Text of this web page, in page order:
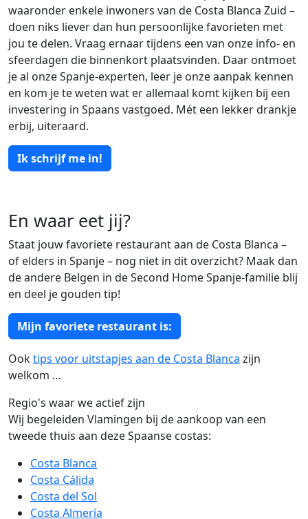
waaronder enkele inwoners van de Costa Blanca Zuid –
doen niks liever dan hun persoonlijke favorieten met
jou te delen. Vraag ernaar tijdens een van onze info- en
sfeerdagen die binnenkort plaatsvinden. Daar ontmoet
je al onze Spanje-experten, leer je onze aanpak kennen
en kom je te weten wat er allemaal komt kijken bij een
investering in Spaans vastgoed. Mét een lekker drankje
erbij, uiteraard.
Ik schrijf me in!
En waar eet jij?
Staat jouw favoriete restaurant aan de Costa Blanca –
of elders in Spanje – nog niet in dit overzicht? Maak dan
de andere Belgen in de Second Home Spanje-familie blij
en deel je gouden tip!
Mijn favoriete restaurant is:
Ooktips voor uitstapjes aan de Costa Blanca zijn
welkom …
Regio's waar we actief zijn
Wij begeleiden Vlamingen bij de aankoop van een
tweede thuis aan deze Spaanse costas:
Costa Blanca
Costa Cálida
Costa del Sol
Costa Almería